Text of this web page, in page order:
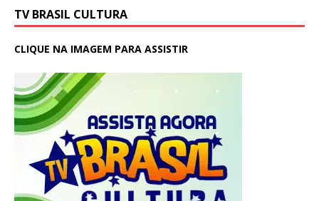
TV BRASIL CULTURA
CLIQUE NA IMAGEM PARA ASSISTIR